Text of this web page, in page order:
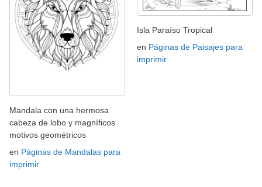
Mandala con una hermosa
cabeza de lobo y magníficos
motivos geométricos
en Páginas de Mandalas para
imprimir
Isla Paraíso Tropical
en Páginas de Paisajes para
imprimir